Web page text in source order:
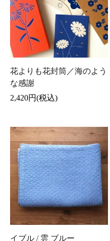
花よりも花封筒／海のよう
な感謝
2,420円(税込)
イブル / 雲 ブルー